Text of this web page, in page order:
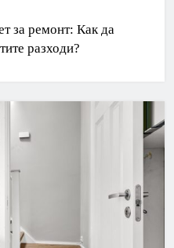
за ремонт: Как да
разходи?